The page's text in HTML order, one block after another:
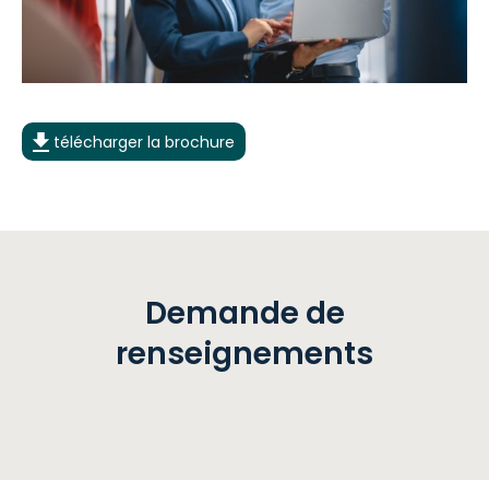
télécharger la brochure
Demande de
renseignements